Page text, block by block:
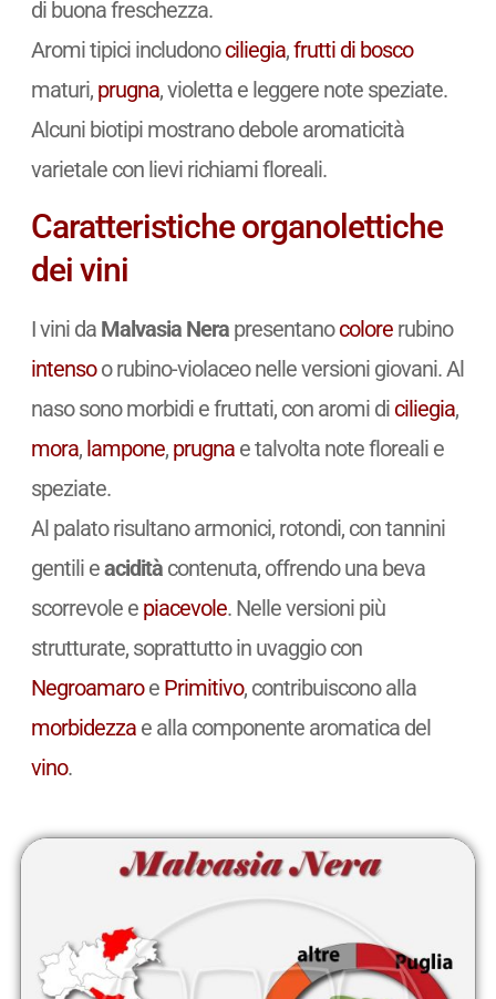
di buona freschezza.
Aromi tipici includonociliegia,frutti di bosco
maturi, prugna, violetta e leggere note speziate.
Alcuni biotipi mostrano debole aromaticità
varietale con lievi richiami floreali.
Caratteristiche organolettiche
dei vini
I vini da Malvasia Nerapresentanocolorerubino
intensoo rubino-violaceo nelle versioni giovani. Al
naso sono morbidi e fruttati, con aromi di ciliegia,
mora, lampone, prugnae talvolta note floreali e
speziate.
Al palato risultano armonici, rotondi, con tannini
gentili eaciditàcontenuta, offrendo una beva
scorrevole e piacevole. Nelle versioni più
strutturate, soprattutto in uvaggio con
Negroamaroe Primitivo, contribuiscono alla
morbidezzae alla componente aromatica del
vino.